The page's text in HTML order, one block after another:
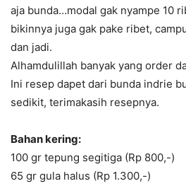
aja bunda…modal gak nyampe 10
bikinnya juga gak pake ribet,
dan jadi.
Alhamdulillah banyak yang order
Ini resep dapet dari bunda indrie
sedikit, terimakasih resepnya.
Bahan kering:
100 gr tepung segitiga (Rp 800,-)
65 gr gula halus (Rp 1.300,-)